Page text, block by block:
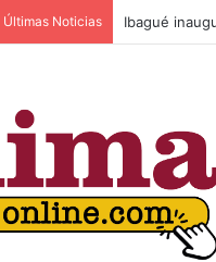
Últimas Noticias